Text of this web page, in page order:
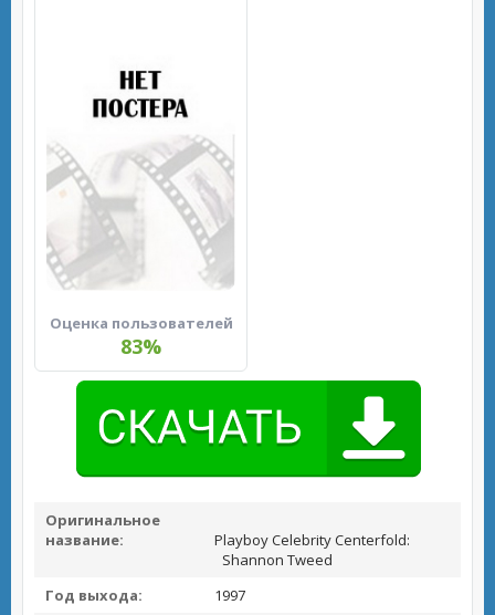
Оценка пользователей
83%
Оригинальное
название:
Playboy Celebrity Centerfold:
Shannon Tweed
Год выхода:
1997